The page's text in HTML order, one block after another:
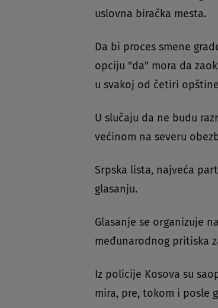
uslovna biračka mesta.
Da bi proces smene
opciju "da" mora da
u svakoj od četiri
U slučaju da ne budu
većinom na severu
Srpska lista, najveća
glasanju.
Glasanje se organizuje
međunarodnog pritiska
Iz policije Kosova su
mira, pre, tokom i posle